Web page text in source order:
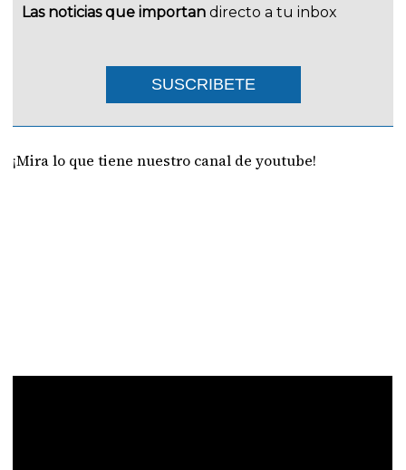
Las noticias que importan directo a tu inbox
SUSCRIBETE
¡Mira lo que tiene nuestro canal de youtube!